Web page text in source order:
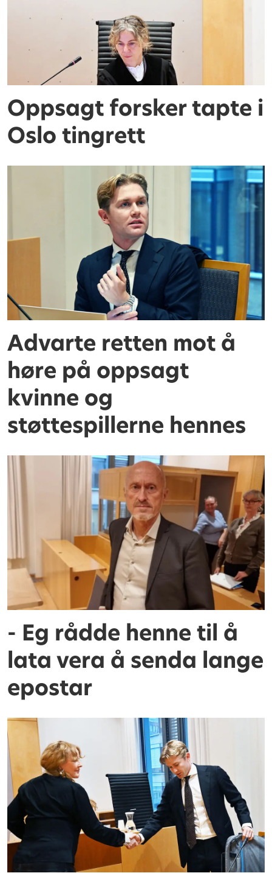
Oppsagt forsker tapte i
Oslo tingrett
Advarte retten mot å
høre på oppsagt
kvinne og
støttespillerne hennes
- Eg rådde henne til å
lata vera å senda lange
epostar